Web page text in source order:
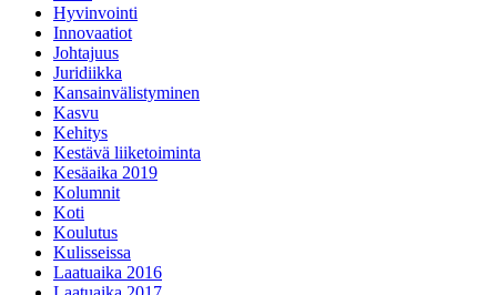
Hyvinvointi
Innovaatiot
Johtajuus
Juridiikka
Kansainvälistyminen
Kasvu
Kehitys
Kestävä liiketoiminta
Kesäaika 2019
Kolumnit
Koti
Koulutus
Kulisseissa
Laatuaika 2016